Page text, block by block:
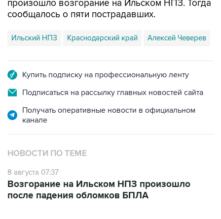
Ильский НПЗ Краснодарский край Алексей Чеверев
Подписаться на рассылку главных новостей сайта
Получать оперативные новости в официальном
НОВОСТИ ПО ТЕМЕ
8 августа 07:37
после падения обломков БПЛА